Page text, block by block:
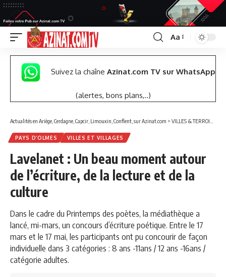
Font
Resizer
Aa
Suivez la chaîne Azinat.com TV sur WhatsApp
(alertes, bons plans,..)
Actualités en Ariège, Cerdagne, Capcir, Limouxin, Conflent, sur Azinat.com > VILLES & TERROIRS DES PYRÉNÉES EST
PAYS D’OLMES VILLES ET VILLAGES
Lavelanet : Un beau moment autour
de l’écriture, de la lecture et de la
culture
Dans le cadre du Printemps des poètes, la médiathèque a
lancé, mi-mars, un concours d’écriture poétique. Entre le 17
mars et le 17 mai, les participants ont pu concourir de façon
individuelle dans 3 catégories : 8 ans -11ans / 12 ans -16ans /
catégorie adultes.